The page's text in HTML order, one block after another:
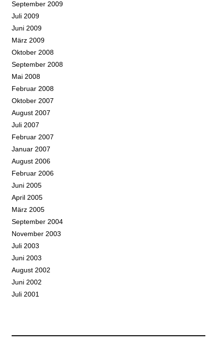
September 2009
Juli 2009
Juni 2009
März 2009
Oktober 2008
September 2008
Mai 2008
Februar 2008
Oktober 2007
August 2007
Juli 2007
Februar 2007
Januar 2007
August 2006
Februar 2006
Juni 2005
April 2005
März 2005
September 2004
November 2003
Juli 2003
Juni 2003
August 2002
Juni 2002
Juli 2001